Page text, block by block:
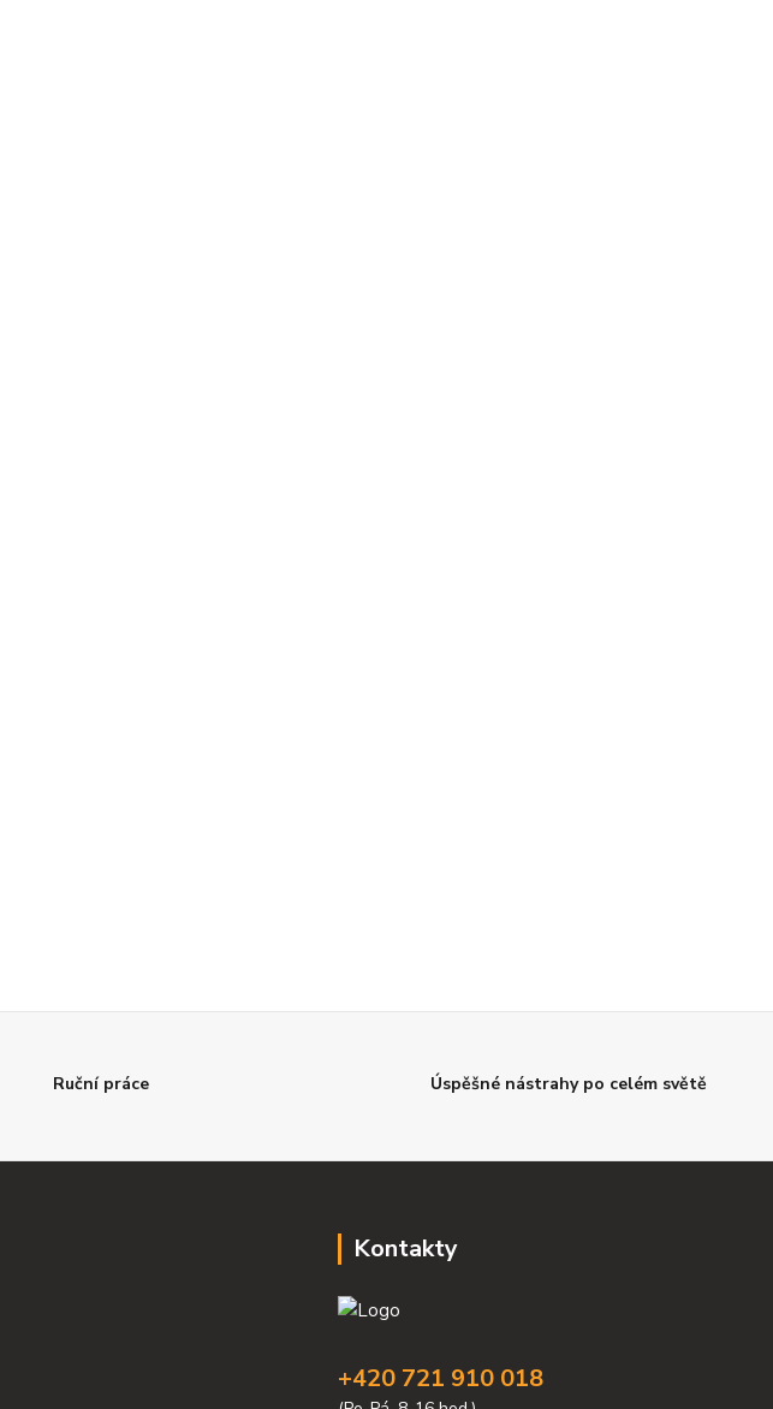
Ruční práce Úspěšné nástrahy po celém světě
Kontakty
+420 721 910 018